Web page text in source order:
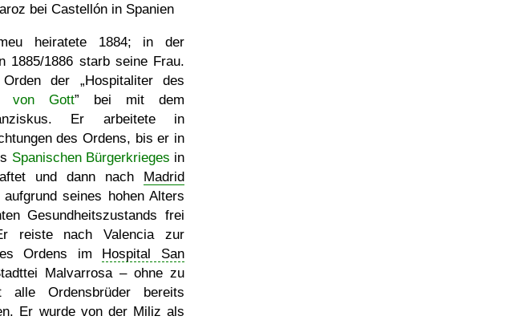
bei Castellón in Spanien
heiratete 1884; in der
1885/1886 starb seine Frau.
der
Hospitaliter des
von Gott
bei mit dem
Er arbeitete in
des Ordens, bis er in
Spanischen Bürgerkrieges in
und dann nach Madrid
seines hohen Alters
Gesundheitszustands frei
reiste nach Valencia zur
Ordens im Hospital San
Malvarrosa – ohne zu
Ordensbrüder bereits
Er wurde von der Miliz als